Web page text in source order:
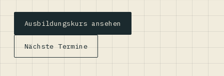
Ausbildungskurs ansehen
Nächste Termine